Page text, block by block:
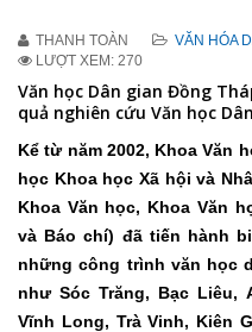
THANH TOÀN VĂN HÓA
LƯỢT XEM: 270
Văn học Dân gian Đồng
quả nghiên cứu Văn học
Kể từ năm 2002, Khoa Văn
học Khoa học Xã hội và
Khoa Văn học, Khoa Văn
và Báo chí) đã tiến hành
những công trình văn học
như Sóc Trăng, Bạc Liêu,
Vĩnh Long, Trà Vinh, Kiên